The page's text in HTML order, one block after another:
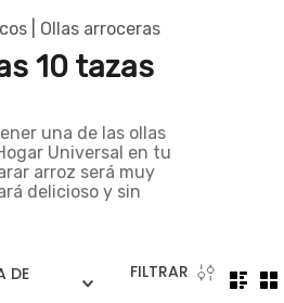
Ollas arroceras
10 tazas
una de las ollas
Universal en tu
arroz será muy
delicioso y sin
DE
FILTRAR